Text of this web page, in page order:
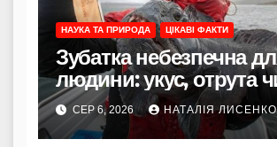
НАУКА ТА ПРИРОДА ЦІКАВІ ФАКТИ
Зубатка небезпечна
людини: укус, отрута
лише зовнішність
СЕР 6, 2026 НАТАЛІЯ ЛИСЕНКО